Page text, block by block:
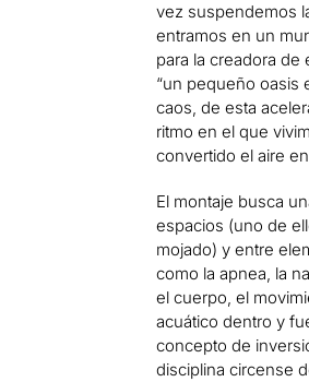
vez suspendemos
entramos en un
para la creadora
“un pequeño oasis
caos, de esta
ritmo en el que
convertido el aire
El montaje busca
espacios (uno de
mojado) y entre
como la apnea, la
el cuerpo, el
acuático dentro y
concepto de
disciplina circense